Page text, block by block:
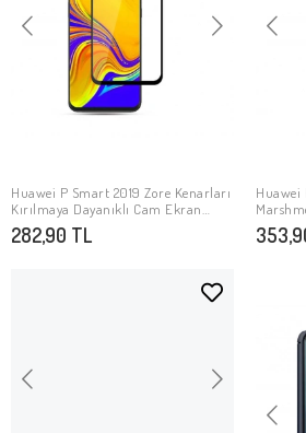
SEPETE EKLE
Huawei P Smart 2019 Zore Kenarları
Kırılmaya Dayanıklı Cam Ekran
Koruyucu
282,90 TL
Huawei